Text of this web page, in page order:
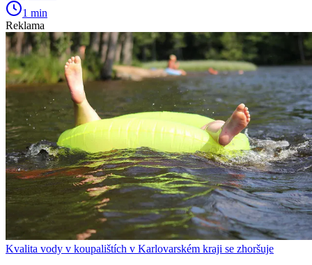
1 min
Reklama
Kvalita vody v koupalištích v Karlovarském kraji se zhoršuje